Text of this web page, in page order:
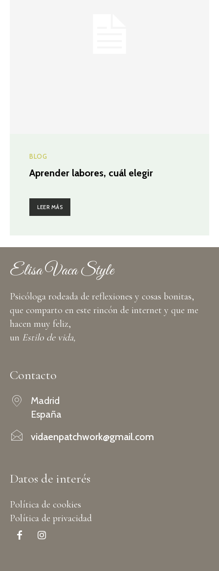
BLOG
Aprender labores, cuál elegir
LEER MÁS
Elisa Vaca Style
Psicóloga rodeada de reflexiones y cosas bonitas,
que comparto en este rincón de internet y que me
hacen muy feliz,
un Estilo de vida,
Contacto
Madrid
España
vidaenpatchwork@gmail.com
Datos de interés
Política de cookies
Política de privacidad